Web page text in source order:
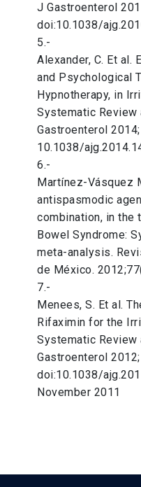
J Gastroenterol
doi:10.1038/
5.-
Alexander, C. Et
and Psychological
Hypnotherapy, in
Systematic
Gastroenterol
10.1038/
6.-
Martínez-Vásquez
antispasmodic
combination, in the
Bowel Syndrome:
meta-analysis.
de México.
7.-
Menees, S. Et al.
Rifaximin for the
Systematic Review
Gastroenterol
doi:10.1038/
November 2011